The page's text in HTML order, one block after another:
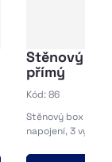
Stěnový
přímý
Kód: 86
Stěnový box KLO
napojení, 3